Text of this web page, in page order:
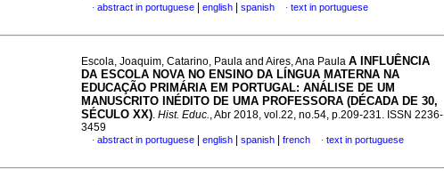
· abstract in portuguese english spanish · text in portuguese
Escola, Joaquim, Catarino, Paula and Aires, Ana Paula A INFLUÊNCIA
DA ESCOLA NOVA NO ENSINO DA LÍNGUA MATERNA NA
EDUCAÇÃO PRIMÁRIA EM PORTUGAL: ANÁLISE DE UM
MANUSCRITO INÉDITO DE UMA PROFESSORA (DÉCADA DE 30,
SÉCULO XX). Hist. Educ., Abr 2018, vol.22, no.54, p.209-231. ISSN 2236-
3459
· abstract in portuguese english spanish french · text in portuguese